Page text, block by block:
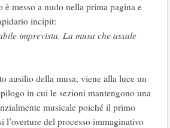
messo a nudo nella prima pagina e
incipit:
imprevista. La musa che assale
ausilio della musa, viene alla luce un
in cui le sezioni mantengono una
musicale poiché il primo
l’overture del processo immaginativo